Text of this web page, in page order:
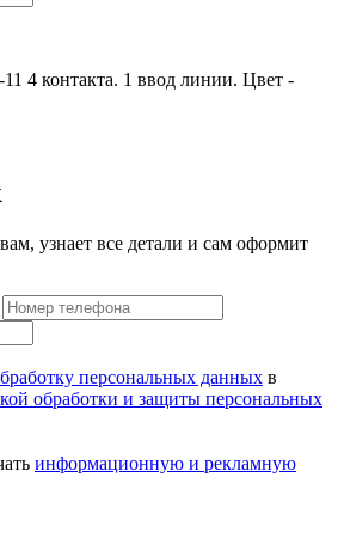
11 4 контакта. 1 ввод линии. Цвет -
узнает все детали и сам оформит
персональных данных в
обработки и защиты персональных
информационную и рекламную